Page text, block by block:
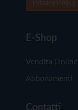
E-Shop
Vendita Online
Abbonamenti
Contatti